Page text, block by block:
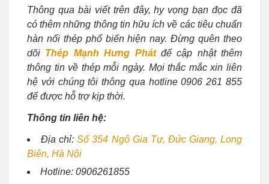
Thông qua bài viết trên đây, hy vọng bạn đọc đã
có thêm những thông tin hữu ích về các tiêu chuẩn
hàn nối thép phổ biến hiện nay. Đừng quên theo
dõi Thép Mạnh Hưng Phátđể cập nhật thêm
thông tin về thép mỗi ngày. Mọi thắc mắc xin liên
hệ với chúng tôi thông qua hotline 0906 261 855
để được hỗ trợ kịp thời.
Thông tin liên hệ:
Địa chỉ:Số 354 Ngô Gia Tự, Đức Giang, Long
Biên, Hà Nội
Hotline: 0906261855